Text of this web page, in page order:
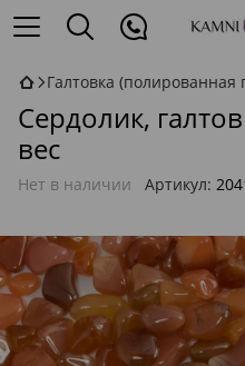
Галтовка (полированная
Сердолик,
вес
Нет в наличии Артикул: